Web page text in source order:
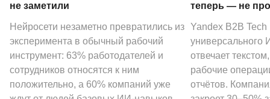
не заметили
Нейросети незаметно превратились из
эксперимента в обычный рабочий
инструмент: 63% работодателей и
сотрудников относятся к ним
положительно, а 60% компаний уже
теперь — не
Yandex B2B Tech
универсального
отвечает
рабочие
отчётов.